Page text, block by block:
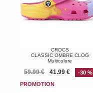
CROCS
CLASSIC OMBRE CLOG
Multicolore
59.99 € 41.99 € -30 %